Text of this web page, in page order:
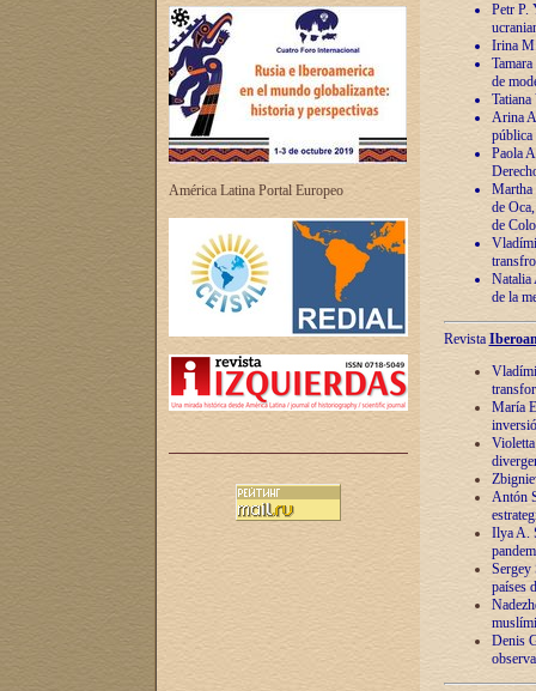
América Latina Portal Europeo
Petr P.
Irina
de
Arina
pública
Paola
Martha
de
de
Natalia
de la
Revista
María
Antón
Ilya A.
Sergey
países
Denis